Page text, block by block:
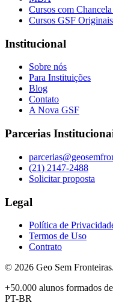
Cursos com
Cursos GSF Originais
Institucional
Sobre nós
Para Instituições
Blog
Contato
A Nova GSF
Parcerias
(21) 2147-2488
Solicitar proposta
Legal
Política de
Termos de Uso
Contrato
© 2026 Geo Sem
+50.000 alunos formados
PT-BR